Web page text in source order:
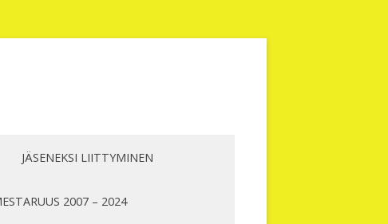
JÄSENEKSI LIITTYMINEN
2007 – 2024